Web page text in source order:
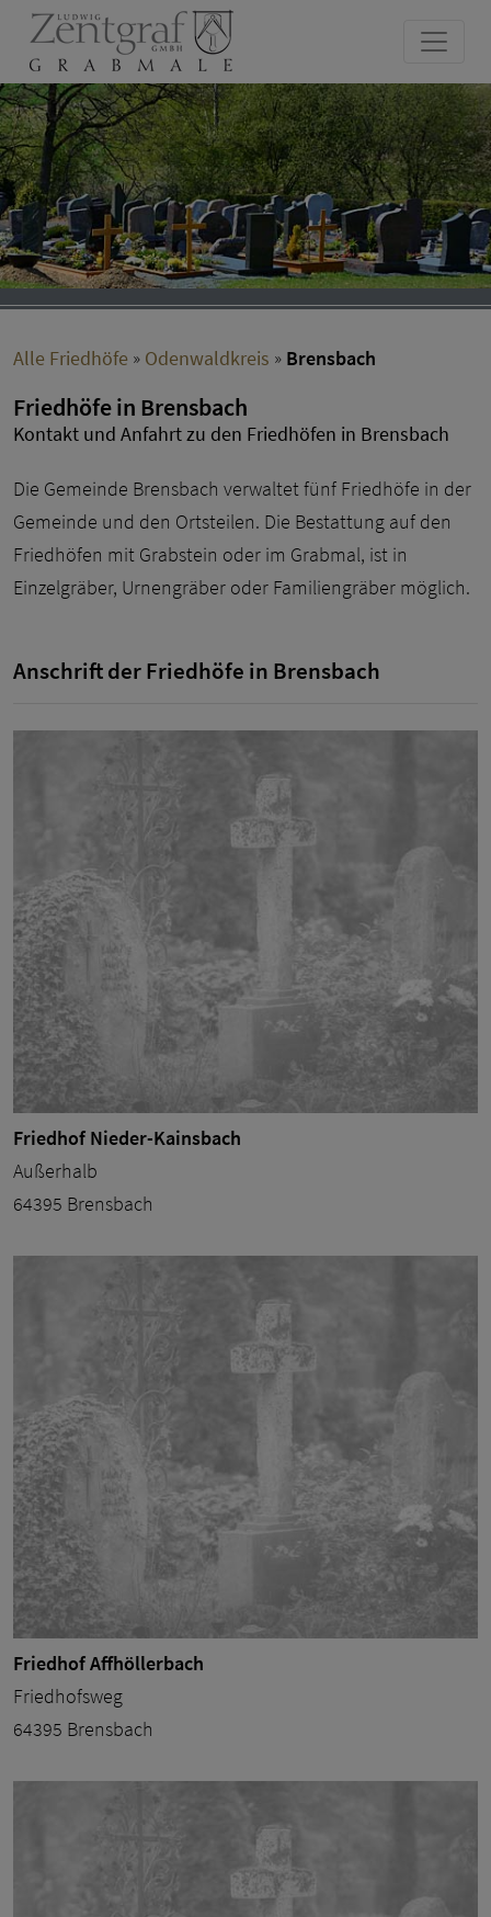
Alle Friedhöfe » Odenwaldkreis » Brensbach
Friedhöfe in Brensbach
Kontakt und Anfahrt zu den Friedhöfen in Brensbach
Die Gemeinde Brensbach verwaltet fünf Friedhöfe in der
Gemeinde und den Ortsteilen. Die Bestattung auf den
Friedhöfen mit Grabstein oder im Grabmal, ist in
Einzelgräber, Urnengräber oder Familiengräber möglich.
Anschrift der Friedhöfe in Brensbach
Friedhof Nieder-Kainsbach
Außerhalb
64395 Brensbach
Friedhof Affhöllerbach
Friedhofsweg
64395 Brensbach